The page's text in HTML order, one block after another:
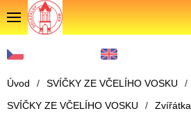
Úvod / SVÍČKY ZE VČELÍHO VOSKU
/
SVÍČKY ZE VČELÍHO VOSKU
/ Zvířátka